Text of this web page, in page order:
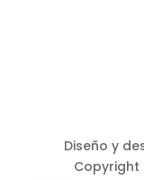
Diseño y
Copyright